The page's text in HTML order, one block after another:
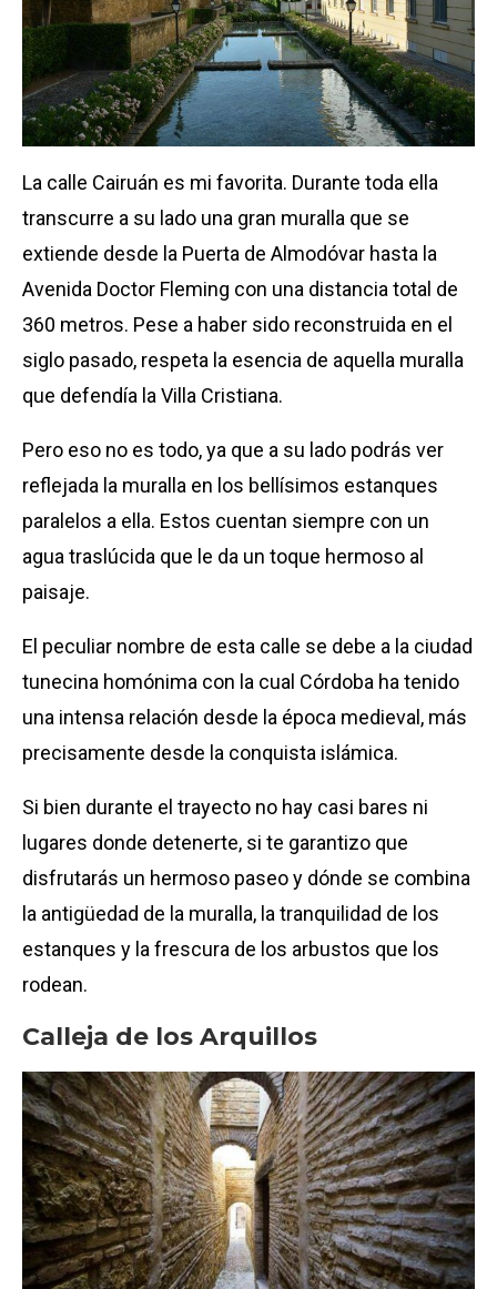
La calle Cairuán es mi favorita. Durante toda ella
transcurre a su lado una gran muralla que se
extiende desde la Puerta de Almodóvar hasta la
Avenida Doctor Fleming con una distancia total de
360 metros. Pese a haber sido reconstruida en el
siglo pasado, respeta la esencia de aquella muralla
que defendía la Villa Cristiana.
Pero eso no es todo, ya que a su lado podrás ver
reflejada la muralla en los bellísimos estanques
paralelos a ella. Estos cuentan siempre con un
agua traslúcida que le da un toque hermoso al
paisaje.
El peculiar nombre de esta calle se debe a la ciudad
tunecina homónima con la cual Córdoba ha tenido
una intensa relación desde la época medieval, más
precisamente desde la conquista islámica.
Si bien durante el trayecto no hay casi bares ni
lugares donde detenerte, si te garantizo que
disfrutarás un hermoso paseo y dónde se combina
la antigüedad de la muralla, la tranquilidad de los
estanques y la frescura de los arbustos que los
rodean.
Calleja de los Arquillos